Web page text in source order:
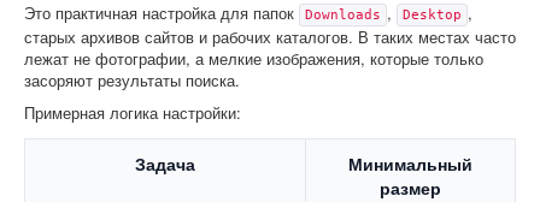
Это практичная настройка для папок
Downloads , Desktop ,
старых архивов сайтов и рабочих каталогов. В таких местах часто
лежат не фотографии, а мелкие изображения, которые только
засоряют результаты поиска.
Примерная логика настройки:
Задача
Минимальный
размер